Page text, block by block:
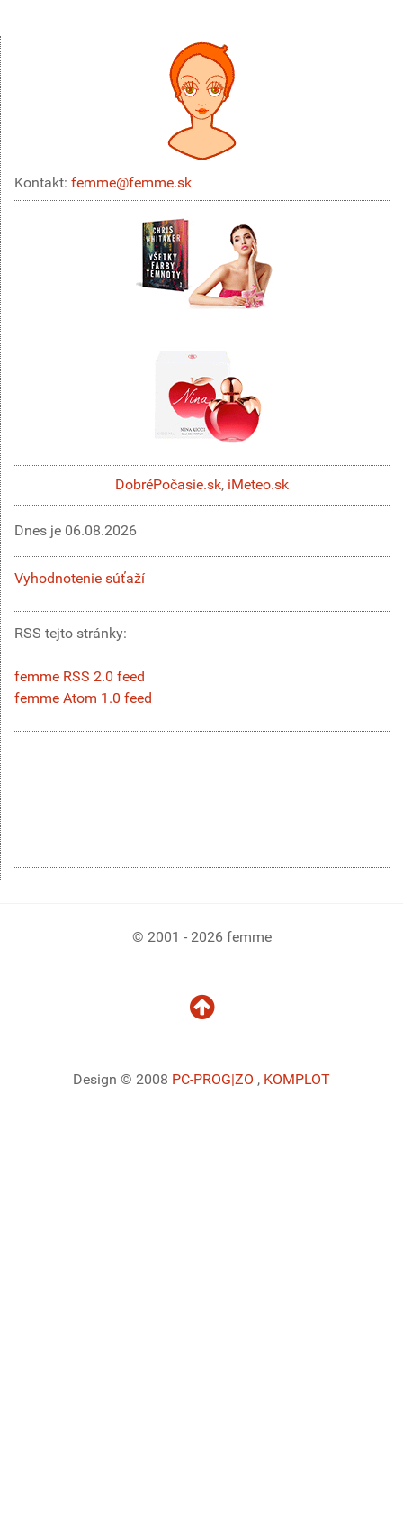
Kontakt: femme@femme.sk
DobréPočasie.sk, iMeteo.sk
Dnes je 06.08.2026
Vyhodnotenie súťaží
RSS tejto stránky:
femme RSS 2.0 feed
femme Atom 1.0 feed
© 2001 - 2026 femme
Design © 2008 PC-PROG|ZO , KOMPLOT